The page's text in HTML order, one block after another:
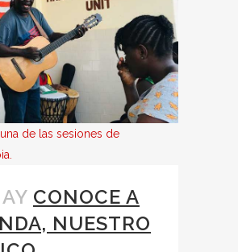
de las sesiones de
CONOCE A
NUESTRO